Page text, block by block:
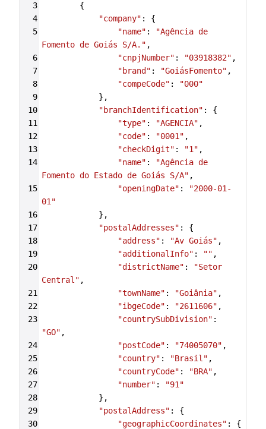
3
{
4
"company" : {
5
"name" :
"Agência de
Fomento de Goiás S/A." ,
6
"cnpjNumber" : "03918382" ,
7
"brand" : "GoiásFomento" ,
8
"compeCode" :
"000"
9
},
10
"branchIdentification" : {
11
"type" : "AGENCIA" ,
12
"code" : "0001" ,
13
"checkDigit" : "1" ,
14
"name" :
"Agência de
Fomento do Estado de Goiás S/A" ,
15
"openingDate" :
"2000-01-
01"
16
},
17
"postalAddresses" : {
18
"address" : "Av Goiás" ,
19
"additionalInfo" : "" ,
20
"districtName" :
"Setor
Central" ,
21
"townName" : "Goiânia" ,
22
"ibgeCode" : "2611606" ,
23
"countrySubDivision"
"GO" ,
24
"postCode" : "74005070" ,
25
"country" : "Brasil" ,
26
"countryCode" : "BRA" ,
27
"number" :
"91"
28
},
29
"postalAddress" : {
30
"geographicCoordinates" : {